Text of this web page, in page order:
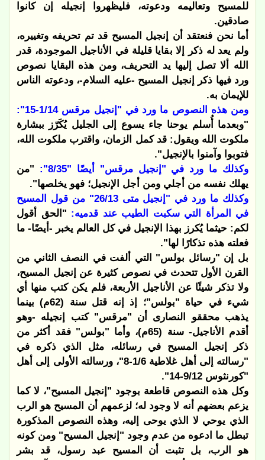
للمسيح وتعاليمه ودعوته، فليظهروا إنجيله إن كانوا
صادقين.
أما نحن فنعتقد أن إنجيل المسيح قد تم تحريفه وتغييره،
ولم يعد له ذكر إلا بقايا قليلة في الأناجيل الموجودة، قدر
الله ألا تصل إليها يد التحريف، ومن هذه البقايا نصوص
ورد فيها ذكر إنجيل المسيح -عليه السلام-، ودعوته الناس
للإيمان به.
ومن هذه النصوص ما ورد في "إنجيل مرقس 1/14-15":
"وبعدما أُسلم يوحنا جاء يسوع إلى الجليل يُكَرّز ببشارة
ملكوت الله ويقول: قد كمل الزمان، واقترب ملكوت الله،
فتوبوا وآمنوا بالإنجيل".
وكذلك ما ورد في "إنجيل مرقس" أيضًا "8/35":
"من
يهلك نفسه من أجلي ومن أجل الإنجيل؛ فهو يخلصها".
وكذلك ما ورد في "إنجيل متى 26/13" من قول المسيح
في المرأة التي سكبت الطيب عند قدميه: "الحق أقول
لكم: حيثما يُكرز بهذا الإنجيل في كل العالم يخبر -أيضًا- ما
فعلته هذه تذكارًا لها".
بل إن "رسائل بولس" التي ألفت في النصف الثاني من
القرن الأول تتحدث في نصوص كثيرة عن إنجيل المسيح،
ولا تذكر شيئًا عن الأناجيل الأربعة، فلم يكن كتب منها أي
شيء في حياة "بولس"؛ إذ إنه قتل سنة (62م) بينما
يذهب محققو النصارى أن "مرقس" كتب إنجيله -وهو
أقدم الأناجيل- سنة (65م)، وأما "بولس" فقد أكثر من
ذكر إنجيل المسيح في رسائله، مثل الذي ذكره في
"رسالته إلى أهل غلاطية 1/6-8"، ورسالته الأولى إلى أهل
"كورنثوس 9/12-14".
وكل هذه النصوص قاطعة بوجود "إنجيل المسيح"، لا كما
يزعم بعضهم أنه لا وجود له؛ لزعمهم أن المسيح هو الرب
الذي يوحي لا الذي يوحى إليه، وهذه النصوص المذكورة
تبطل ما ادعوه من عدم وجود "إنجيل المسيح" ومن كونه
هو الرب، بل تثبت أن المسيح عبد رسول، قد بشر